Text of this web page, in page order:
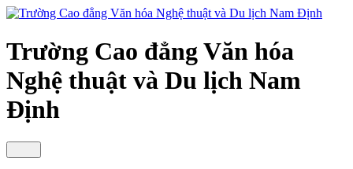
Trường Cao đẳng Văn hóa
Nghệ thuật và Du lịch Nam
Định